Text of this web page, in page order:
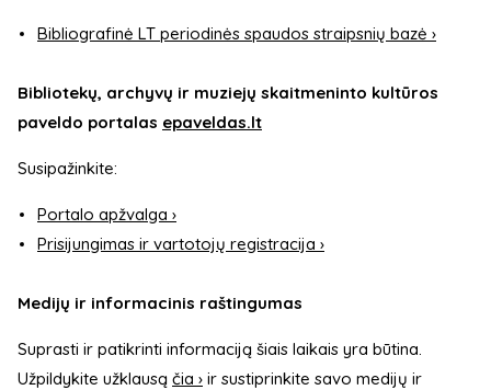
Bibliografinė LT periodinės spaudos straipsnių bazė ›
Bibliotekų, archyvų ir muziejų skaitmeninto kultūros
paveldo portalas epaveldas.lt
Susipažinkite:
Portalo apžvalga ›
Prisijungimas ir vartotojų registracija ›
Medijų ir informacinis raštingumas
Suprasti ir patikrinti informaciją šiais laikais yra būtina.
Užpildykite užklausą čia › ir sustiprinkite savo medijų ir